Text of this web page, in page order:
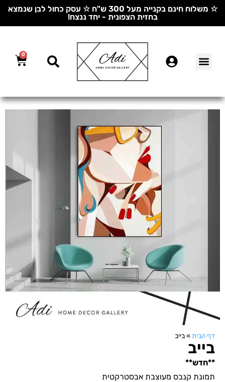
☆ משלוח חינם בקנייה מעל 300 ש"ח ☆ עסק כחול לבן שנמצא
בחזית הצפונית - יחד ננצח!
0
דף הבית »בייב
בייב
**חדש**
תמונת קנבס מעוצבת אבסטרקטית